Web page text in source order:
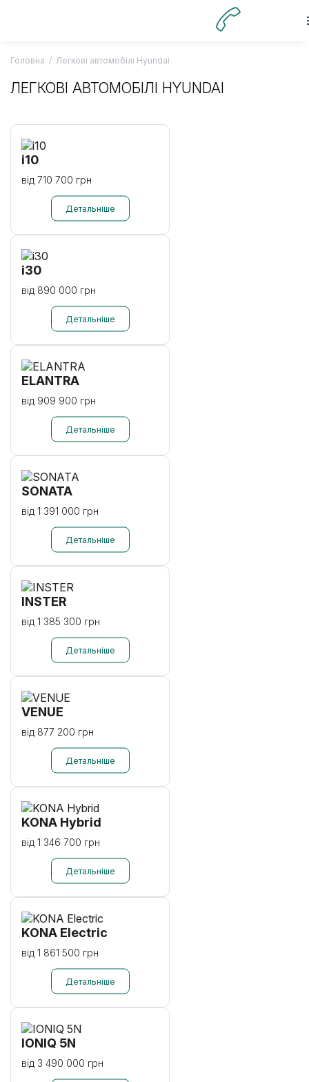
Головна / Легкові автомобілі Hyundai
ЛЕГКОВІ АВТОМОБІЛІ HYUNDAI
i10
від 710 700 грн
i30
від 890 000 грн
ELANTRA
від 909 900 грн
SONATA
від 1 391 000 грн
INSTER
від 1 385 300 грн
VENUE
від 877 200 грн
KONA Hybrid
від 1 346 700 грн
KONA Electric
від 1 861 500 грн
IONIQ 5N
від 3 490 000 грн